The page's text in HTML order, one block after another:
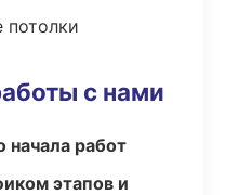
с нами
работ
этапов и